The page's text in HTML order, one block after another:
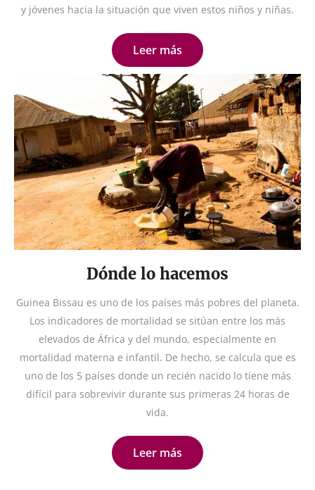
y jóvenes hacia la situación que viven estos niños y niñas.
Leer más
Dónde lo hacemos
Guinea Bissau es uno de los países más pobres del planeta.
Los indicadores de mortalidad se sitúan entre los más
elevados de África y del mundo, especialmente en
mortalidad materna e infantil. De hecho, se calcula que es
uno de los 5 países donde un recién nacido lo tiene más
difícil para sobrevivir durante sus primeras 24 horas de
vida.
Leer más